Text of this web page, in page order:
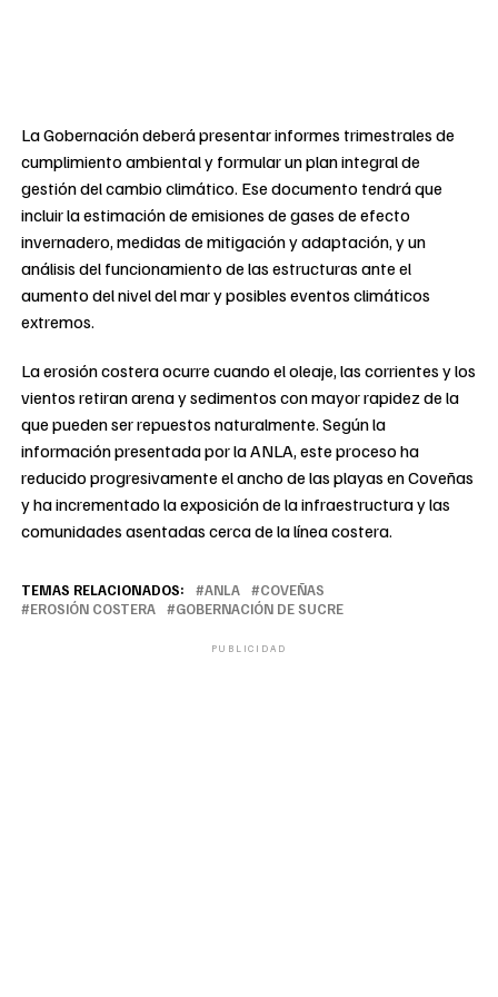
La Gobernación deberá presentar informes trimestrales de
cumplimiento ambiental y formular un plan integral de
gestión del cambio climático. Ese documento tendrá que
incluir la estimación de emisiones de gases de efecto
invernadero, medidas de mitigación y adaptación, y un
análisis del funcionamiento de las estructuras ante el
aumento del nivel del mar y posibles eventos climáticos
extremos.
La erosión costera ocurre cuando el oleaje, las corrientes y los
vientos retiran arena y sedimentos con mayor rapidez de la
que pueden ser repuestos naturalmente. Según la
información presentada por la ANLA, este proceso ha
reducido progresivamente el ancho de las playas en Coveñas
y ha incrementado la exposición de la infraestructura y las
comunidades asentadas cerca de la línea costera.
TEMAS RELACIONADOS: ANLA
COVEÑAS
EROSIÓN COSTERA
GOBERNACIÓN DE SUCRE
PUBLICIDAD